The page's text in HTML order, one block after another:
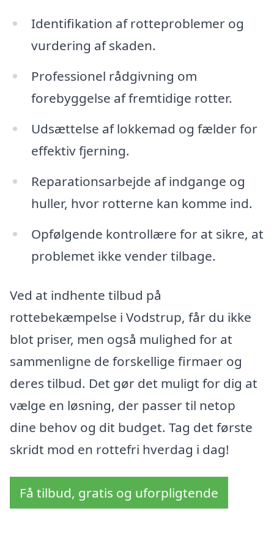
Identifikation af rotteproblemer og
vurdering af skaden.
Professionel rådgivning om
forebyggelse af fremtidige rotter.
Udsættelse af lokkemad og fælder for
effektiv fjerning.
Reparationsarbejde af indgange og
huller, hvor rotterne kan komme ind.
Opfølgende kontrollære for at sikre, at
problemet ikke vender tilbage.
Ved at indhente tilbud på
rottebekæmpelse i Vodstrup, får du ikke
blot priser, men også mulighed for at
sammenligne de forskellige firmaer og
deres tilbud. Det gør det muligt for dig at
vælge en løsning, der passer til netop
dine behov og dit budget. Tag det første
skridt mod en rottefri hverdag i dag!
Få tilbud, gratis og uforpligtende